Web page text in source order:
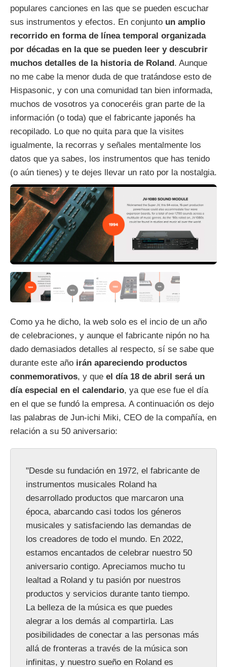
populares canciones en las que se pueden escuchar
sus instrumentos y efectos. En conjunto un amplio
recorrido en forma de línea temporal organizada
por décadas en la que se pueden leer y descubrir
muchos detalles de la historia de Roland. Aunque
no me cabe la menor duda de que tratándose esto de
Hispasonic, y con una comunidad tan bien informada,
muchos de vosotros ya conoceréis gran parte de la
información (o toda) que el fabricante japonés ha
recopilado. Lo que no quita para que la visites
igualmente, la recorras y señales mentalmente los
datos que ya sabes, los instrumentos que has tenido
(o aún tienes) y te dejes llevar un rato por la nostalgia.
Como ya he dicho, la web solo es el incio de un año
de celebraciones, y aunque el fabricante nipón no ha
dado demasiados detalles al respecto, sí se sabe que
durante este año irán apareciendo productos
conmemorativos, y que el día 18 de abril será un
día especial en el calendario, ya que ese fue el día
en el que se fundó la empresa. A continuación os dejo
las palabras de Jun-ichi Miki, CEO de la compañía, en
relación a su 50 aniversario:
"Desde su fundación en 1972, el fabricante de
instrumentos musicales Roland ha
desarrollado productos que marcaron una
época, abarcando casi todos los géneros
musicales y satisfaciendo las demandas de
los creadores de todo el mundo. En 2022,
estamos encantados de celebrar nuestro 50
aniversario contigo. Apreciamos mucho tu
lealtad a Roland y tu pasión por nuestros
productos y servicios durante tanto tiempo.
La belleza de la música es que puedes
alegrar a los demás al compartirla. Las
posibilidades de conectar a las personas más
allá de fronteras a través de la música son
infinitas, y nuestro sueño en Roland es